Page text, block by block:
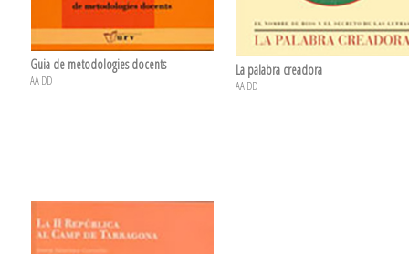
Guia de metodologies docents
AA DD
La palabra creadora
AA DD